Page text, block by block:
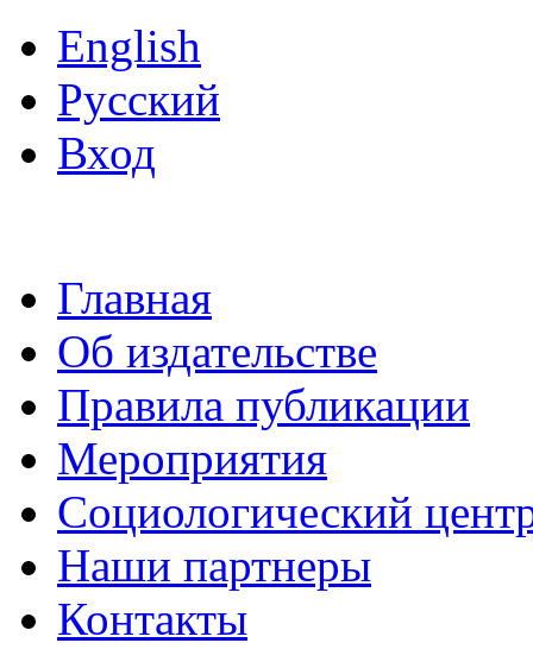
English
Русский
Вход
Главная
Об издательстве
Правила публикации
Мероприятия
Социологический
Наши партнеры
Контакты